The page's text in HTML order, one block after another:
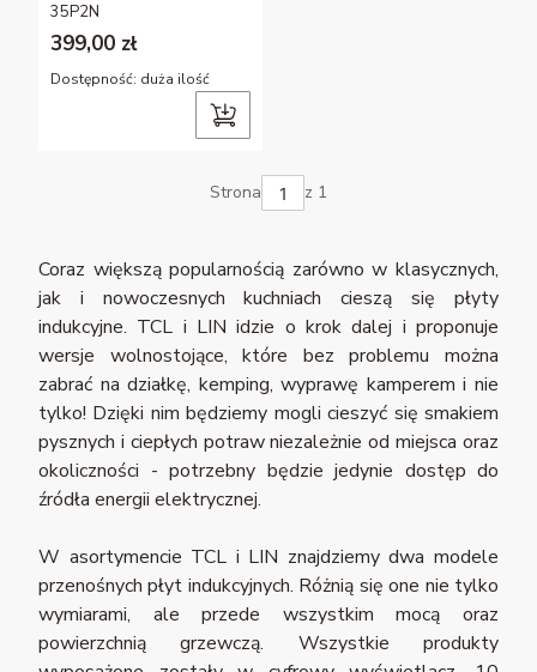
35P2N
399,00 zł
Dostępność: duża ilość
Strona z 1
Coraz większą popularnością zarówno w klasycznych,
jak i nowoczesnych kuchniach cieszą się płyty
indukcyjne. TCL i LIN idzie o krok dalej i proponuje
wersje wolnostojące, które bez problemu można
zabrać na działkę, kemping, wyprawę kamperem i nie
tylko! Dzięki nim będziemy mogli cieszyć się smakiem
pysznych i ciepłych potraw niezależnie od miejsca oraz
okoliczności - potrzebny będzie jedynie dostęp do
źródła energii elektrycznej.
W asortymencie TCL i LIN znajdziemy dwa modele
przenośnych płyt indukcyjnych. Różnią się one nie tylko
wymiarami, ale przede wszystkim mocą oraz
powierzchnią grzewczą. Wszystkie produkty